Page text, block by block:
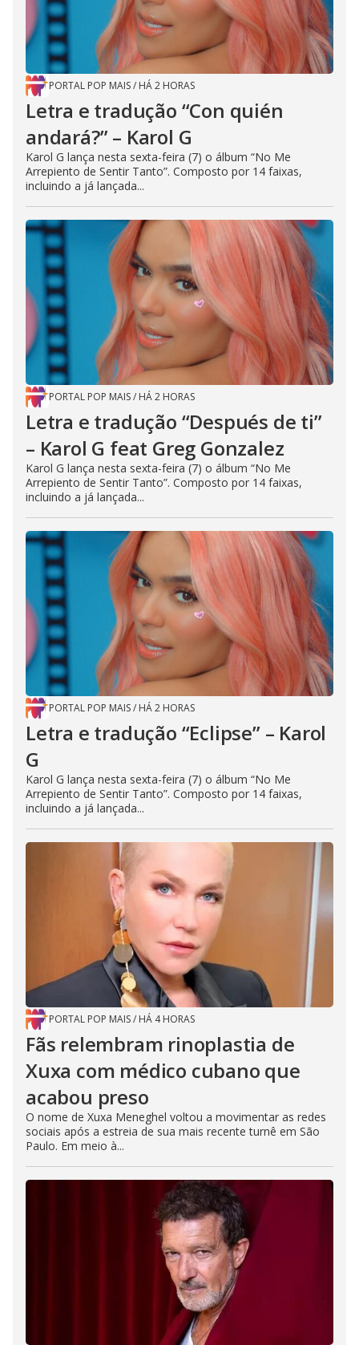
PORTAL POP MAIS/ HÁ 2 HORAS
Letra e tradução “Con quién
andará?” – Karol G
Karol G lança nesta sexta-feira (7) o álbum “No Me
Arrepiento de Sentir Tanto”. Composto por 14 faixas,
incluindo a já lançada...
PORTAL POP MAIS/ HÁ 2 HORAS
Letra e tradução “Después de ti”
– Karol G feat Greg Gonzalez
Karol G lança nesta sexta-feira (7) o álbum “No Me
Arrepiento de Sentir Tanto”. Composto por 14 faixas,
incluindo a já lançada...
PORTAL POP MAIS/ HÁ 2 HORAS
Letra e tradução “Eclipse” – Karol
G
Karol G lança nesta sexta-feira (7) o álbum “No Me
Arrepiento de Sentir Tanto”. Composto por 14 faixas,
incluindo a já lançada...
PORTAL POP MAIS/ HÁ 4 HORAS
Fãs relembram rinoplastia de
Xuxa com médico cubano que
acabou preso
O nome de Xuxa Meneghel voltou a movimentar as redes
sociais após a estreia de sua mais recente turnê em São
Paulo. Em meio à...